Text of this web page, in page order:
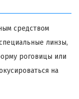
средством
линзы,
роговицы или
на